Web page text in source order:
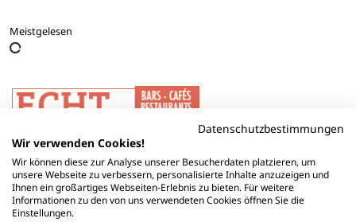
Meistgelesen
Datenschutzbestimmungen
Wir verwenden Cookies!
Wir können diese zur Analyse unserer Besucherdaten platzieren, um
unsere Webseite zu verbessern, personalisierte Inhalte anzuzeigen und
Ihnen ein großartiges Webseiten-Erlebnis zu bieten. Für weitere
Informationen zu den von uns verwendeten Cookies öffnen Sie die
Einstellungen.